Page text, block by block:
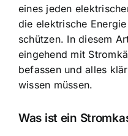
eines jeden
die elektrische
schützen. In diesem
eingehend mit
befassen und alles
wissen müssen.
Was ist ein